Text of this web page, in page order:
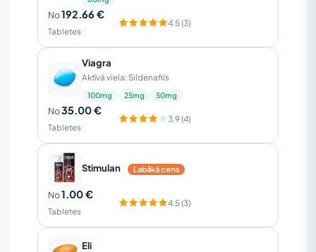
No192.66 €
Tabletes
4.5 (3)
Viagra
Aktīvā viela: Sildenafils
100mg 25mg 50mg
No35.00 €
Tabletes
3.9 (4)
Stimulan Labākā cena
No1.00 €
Tabletes
4.5 (3)
Eli